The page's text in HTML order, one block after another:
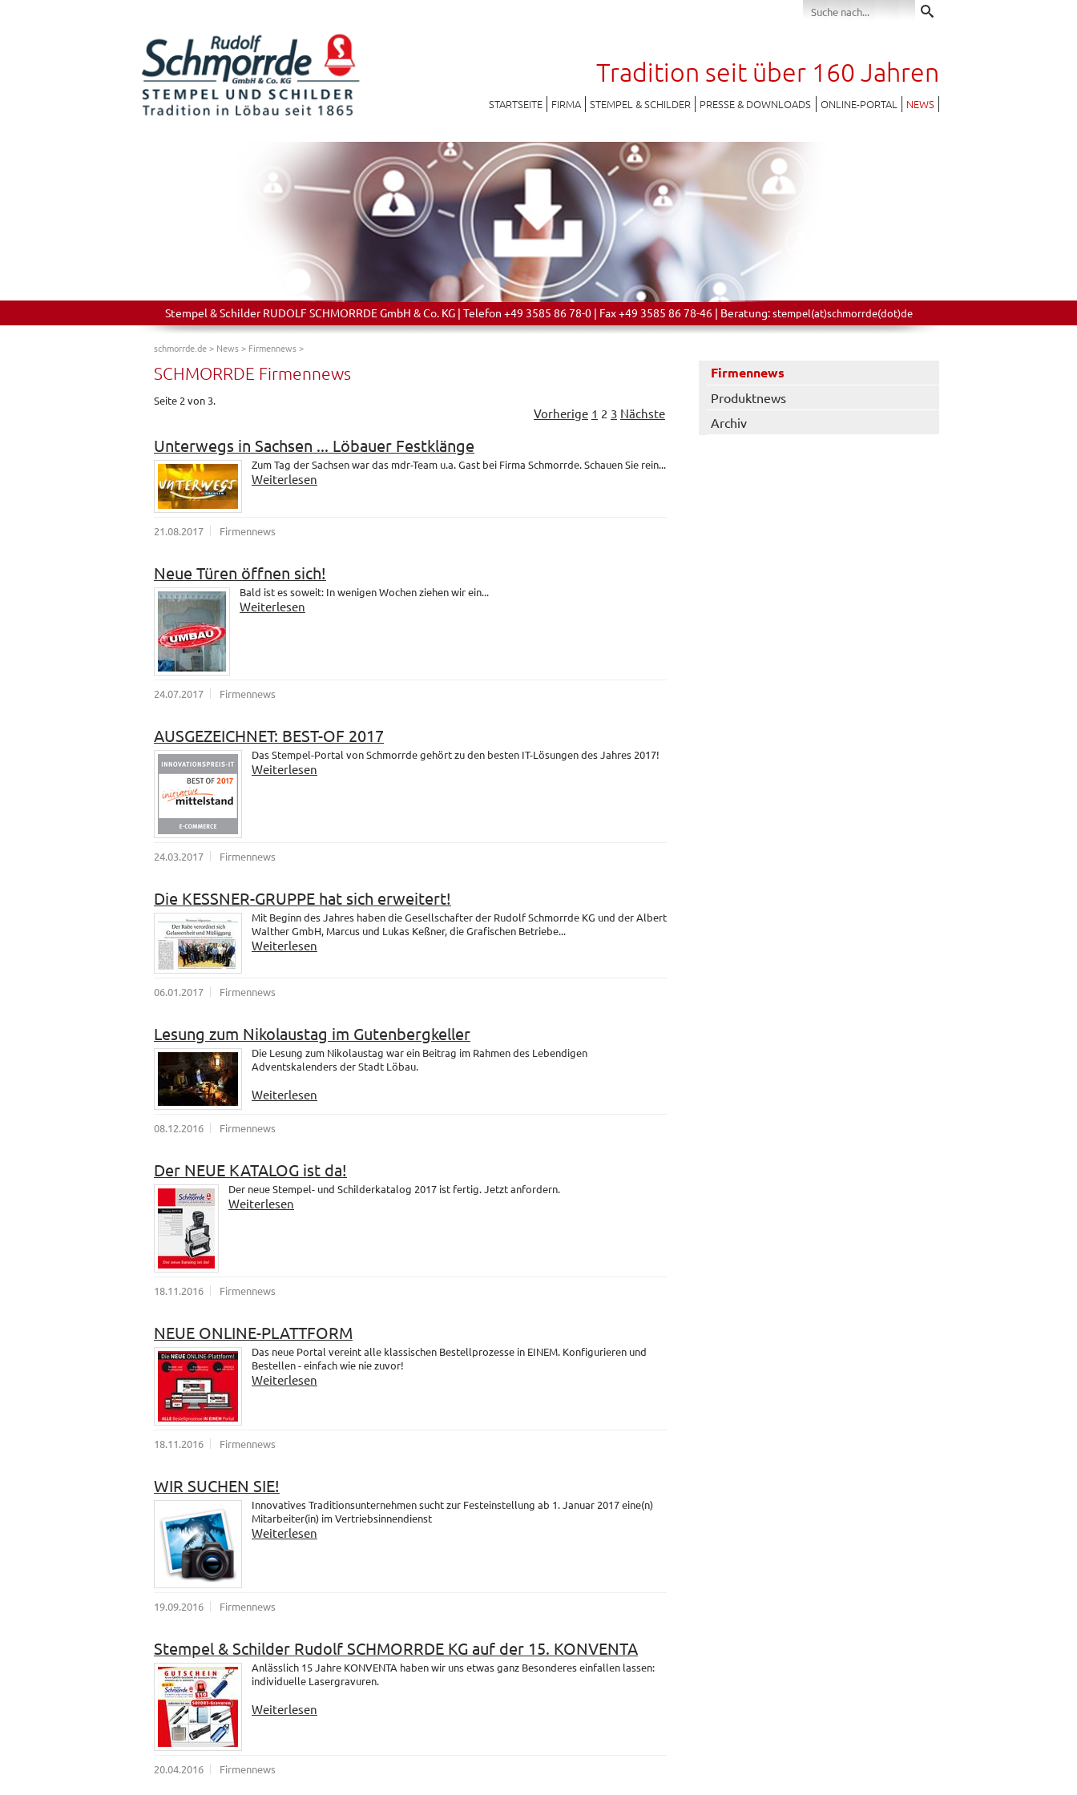
Tradition seit über 160 Jahren
STARTSEITE FIRMA STEMPEL & SCHILDER PRESSE & DOWNLOADS ONLINE-PORTAL NEWS
Stempel & Schilder RUDOLF SCHMORRDE GmbH & Co. KG | Telefon +49 3585 86 78-0 | Fax +49 3585 86 78-46 | Beratung:stempel(at)schmorrde(dot)de
schmorrde.de> News> Firmennews>
SCHMORRDE Firmennews
Seite 2 von 3.
Vorherige 1 2 3 Nächste
Unterwegs in Sachsen ... Löbauer Festklänge
Zum Tag der Sachsen war das mdr-Team u.a. Gast bei Firma Schmorrde. Schauen Sie rein...
Weiterlesen
21.08.2017 Firmennews
Neue Türen öffnen sich!
Bald ist es soweit: In wenigen Wochen ziehen wir ein...
Weiterlesen
24.07.2017 Firmennews
AUSGEZEICHNET: BEST-OF 2017
Das Stempel-Portal von Schmorrde gehört zu den besten IT-Lösungen des Jahres 2017!
Weiterlesen
24.03.2017 Firmennews
Die KESSNER-GRUPPE hat sich erweitert!
Mit Beginn des Jahres haben die Gesellschafter der Rudolf Schmorrde KG und der Albert
Walther GmbH, Marcus und Lukas Keßner, die Grafischen Betriebe...
Weiterlesen
06.01.2017 Firmennews
Lesung zum Nikolaustag im Gutenbergkeller
Die Lesung zum Nikolaustag war ein Beitrag im Rahmen des Lebendigen
Adventskalenders der Stadt Löbau.
Weiterlesen
08.12.2016 Firmennews
Der NEUE KATALOG ist da!
Der neue Stempel- und Schilderkatalog 2017 ist fertig. Jetzt anfordern.
Weiterlesen
18.11.2016 Firmennews
NEUE ONLINE-PLATTFORM
Das neue Portal vereint alle klassischen Bestellprozesse in EINEM. Konfigurieren und
Bestellen - einfach wie nie zuvor!
Weiterlesen
18.11.2016 Firmennews
WIR SUCHEN SIE!
Innovatives Traditionsunternehmen sucht zur Festeinstellung ab 1. Januar 2017 eine(n)
Mitarbeiter(in) im Vertriebsinnendienst
Weiterlesen
19.09.2016 Firmennews
Stempel & Schilder Rudolf SCHMORRDE KG auf der 15. KONVENTA
Anlässlich 15 Jahre KONVENTA haben wir uns etwas ganz Besonderes einfallen lassen:
individuelle Lasergravuren.
Weiterlesen
20.04.2016 Firmennews
Firmennews
Produktnews
Archiv